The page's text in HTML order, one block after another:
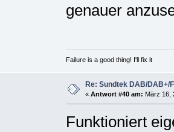
genauer
Failure is a good thing! I'll fix it
Re: Sundtek DAB/DAB+/
« Antwort #40 am: März 16,
Funktioniert